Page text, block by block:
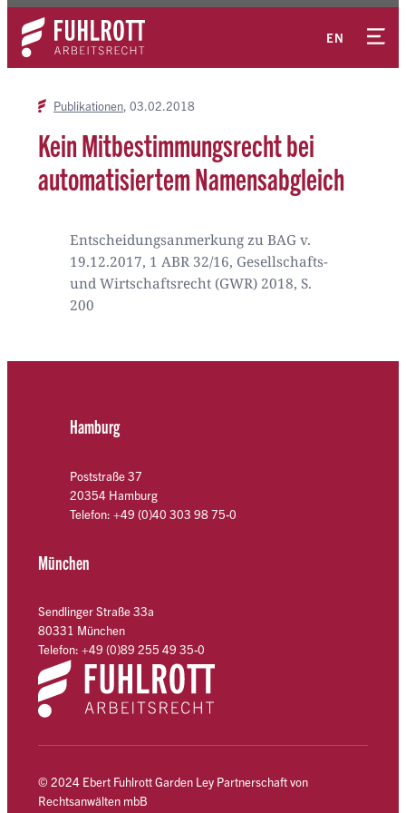
Zum
Inhalt
springen
EN
Kontakt
Publikationen 03.02.2018
Kein Mitbestimmungsrecht bei
automatisiertem Namensabgleich
Entscheidungsanmerkung zu BAG v.
19.12.2017, 1 ABR 32/16, Gesellschafts-
und Wirtschaftsrecht (GWR) 2018, S.
200
Hamburg
Poststraße 37
20354 Hamburg
Telefon: +49 (0)40 303 98 75-0
München
Sendlinger Straße 33a
80331 München
Telefon: +49 (0)89 255 49 35-0
© 2024 Ebert Fuhlrott Garden Ley Partnerschaft von
Rechtsanwälten mbB